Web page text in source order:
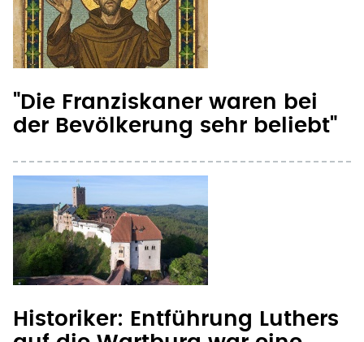
"Die Franziskaner waren bei
der Bevölkerung sehr beliebt"
Historiker: Entführung Luthers